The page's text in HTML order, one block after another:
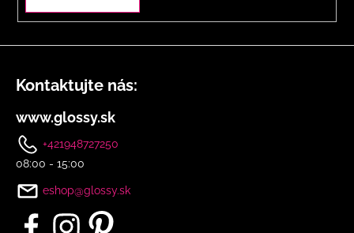
Kontaktujte nás:
www.glossy.sk
+421948727250
08:00 - 15:00
eshop@glossy.sk